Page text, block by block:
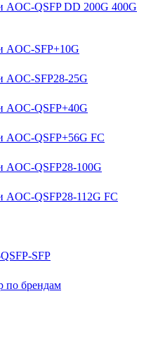
AOC-QSFP DD 200G 400G
AOC-SFP+10G
AOC-SFP28-25G
AOC-QSFP+40G
AOC-QSFP+56G FC
AOC-QSFP28-100G
AOC-QSFP28-112G FC
SFP
по брендам